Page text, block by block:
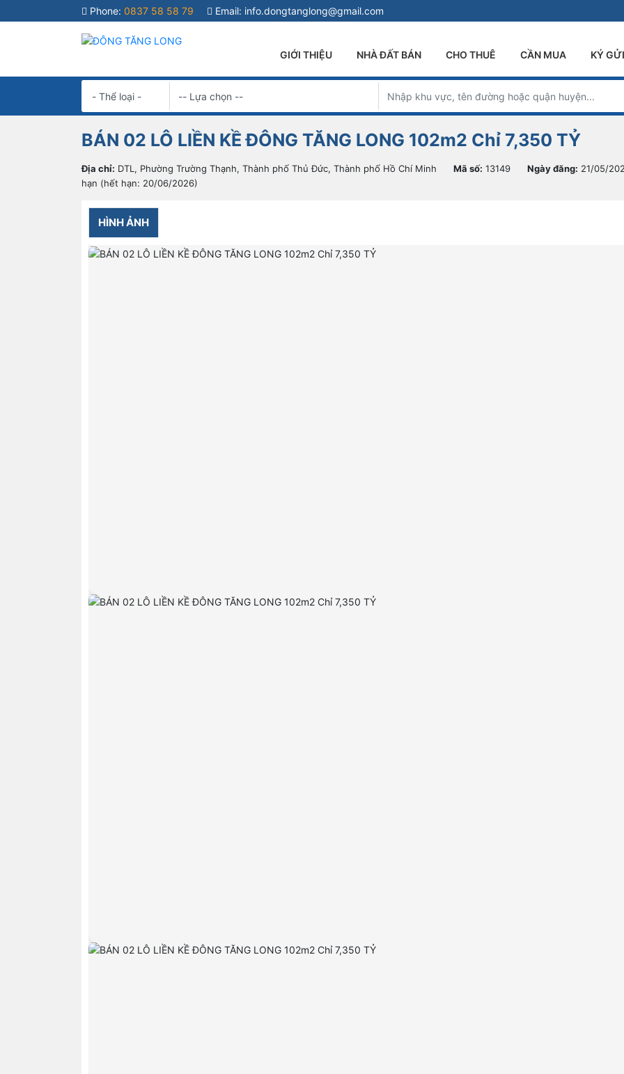
Phone: 0837 58 58 79 Email: info.dongtanglong@gmail.com
GIỚI THIỆU NHÀ ĐẤT BÁN CHO THUÊ CẦN MUA KÝ GỬI
BÁN 02 LÔ LIỀN KỀ ĐÔNG TĂNG LONG 102m2 Chỉ 7,350 TỶ
Địa chỉ: DTL, Phường Trường Thạnh, Thành phố Thủ Đức, Thành phố Hồ Chí Minh Mã số: 13149 Ngày đăng: 21/05/
hạn (hết hạn: 20/06/2026)
HÌNH ẢNH